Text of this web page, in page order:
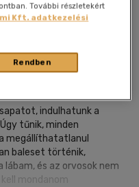
Megosztom
nyelvű|cérnafűzött,
indulhatunk a
tűnik, minden
megállíthatatlanul
baleset történik,
lábam, és az orvosok nem
mondanom
További részletekért
Kft. adatkezelési
Rendben